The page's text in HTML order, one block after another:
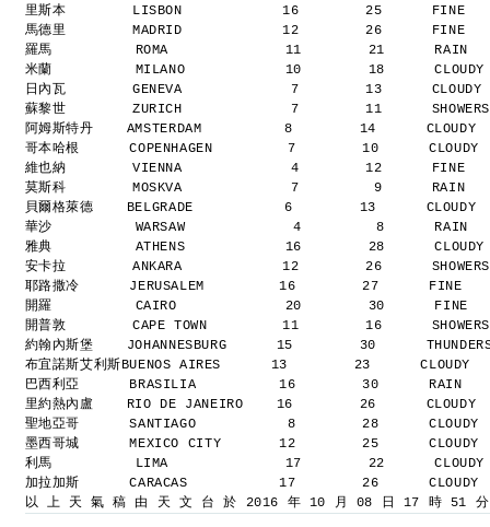
里斯本        LISBON            16        25      FINE
馬德里        MADRID            12        26      FINE
羅馬          ROMA              11        21      RAIN
米蘭          MILANO            10        18
日內瓦        GENEVA             7        13
蘇黎世        ZURICH             7        11
阿姆斯特丹    AMSTERDAM          8        14
哥本哈根      COPENHAGEN         7        10
維也納        VIENNA             4        12      FINE
莫斯科        MOSKVA             7         9      RAIN
貝爾格萊德    BELGRADE           6        13
華沙          WARSAW             4         8      RAIN
雅典          ATHENS            16        28
安卡拉        ANKARA            12        26
耶路撒冷      JERUSALEM         16        27      FINE
開羅          CAIRO             20        30      FINE
開普敦        CAPE TOWN         11        16
約翰內斯堡    JOHANNESBURG      15        30
布宜諾斯艾利斯BUENOS AIRES      13        23
巴西利亞      BRASILIA          16        30      RAIN
里約熱內盧    RIO DE JANEIRO    16        26
聖地亞哥      SANTIAGO           8        28
墨西哥城      MEXICO CITY       12        25
利馬          LIMA              17        22
加拉加斯      CARACAS           17        26
以 上 天 氣 稿 由 天 文 台 於 2016 年 10 月 08 日 17 時 51